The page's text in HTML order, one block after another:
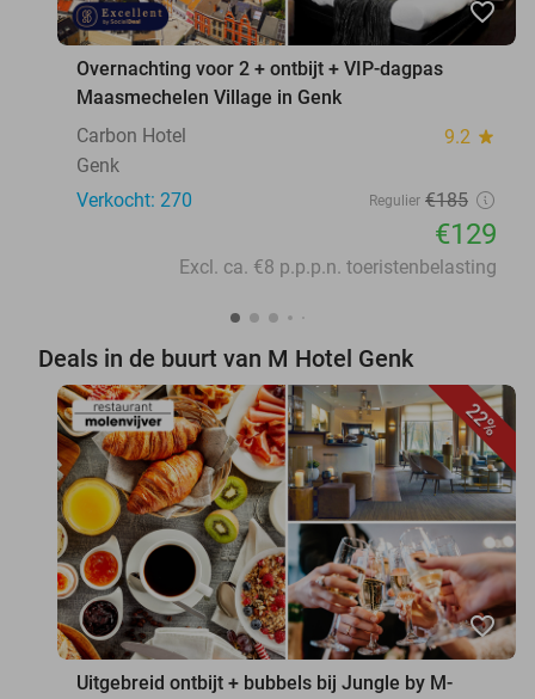
favorite_border
Overnachting voor 2 + ontbijt + VIP-dagpas
Maasmechelen Village in Genk
Carbon Hotel
9.2 star
Genk
Verkocht: 270
Regulier €185
€129
Excl. ca. €8 p.p.p.n. toeristenbelasting
Deals in de buurt van M Hotel Genk
22%
favorite_border
Uitgebreid ontbijt + bubbels bij Jungle by M-